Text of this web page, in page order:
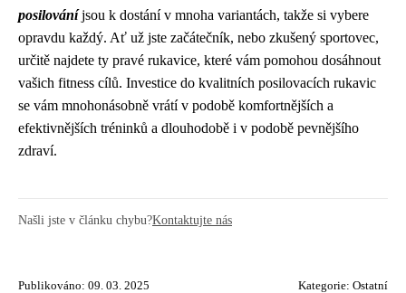
posilováníjsou k dostání v mnoha variantách, takže si vybere
opravdu každý. Ať už jste začátečník, nebo zkušený sportovec,
určitě najdete ty pravé rukavice, které vám pomohou dosáhnout
vašich fitness cílů. Investice do kvalitních posilovacích rukavic
se vám mnohonásobně vrátí v podobě komfortnějších a
efektivnějších tréninků a dlouhodobě i v podobě pevnějšího
zdraví.
Našli jste v článku chybu?Kontaktujte nás
Publikováno: 09. 03. 2025 Kategorie: Ostatní